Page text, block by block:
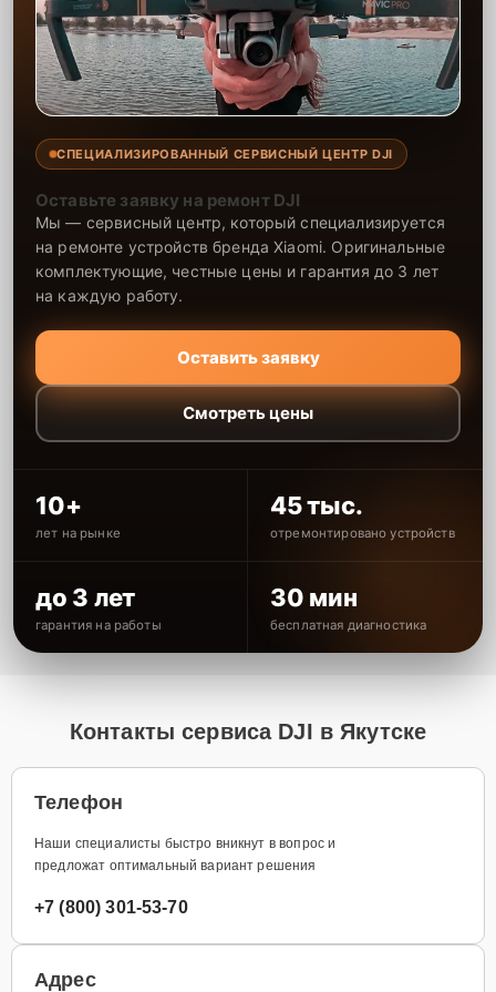
СПЕЦИАЛИЗИРОВАННЫЙ СЕРВИСНЫЙ ЦЕНТР DJI
Оставьте заявку на ремонт DJI
Мы — сервисный центр, который специализируется
на ремонте устройств бренда Xiaomi. Оригинальные
комплектующие, честные цены и гарантия до 3 лет
на каждую работу.
Оставить заявку
Смотреть цены
10+
лет на рынке
45 тыс.
отремонтировано устройств
до 3 лет
гарантия на работы
30 мин
бесплатная диагностика
Контакты сервиса DJI в Якутске
Телефон
Наши специалисты быстро вникнут в вопрос и
предложат оптимальный вариант решения
+7 (800) 301-53-70
Адрес